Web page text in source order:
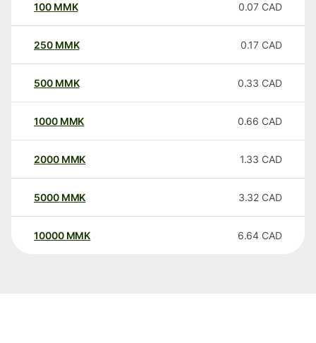
100 MMK 0.07 CAD
250 MMK 0.17 CAD
500 MMK 0.33 CAD
1000 MMK 0.66 CAD
2000 MMK 1.33 CAD
5000 MMK 3.32 CAD
10000 MMK 6.64 CAD